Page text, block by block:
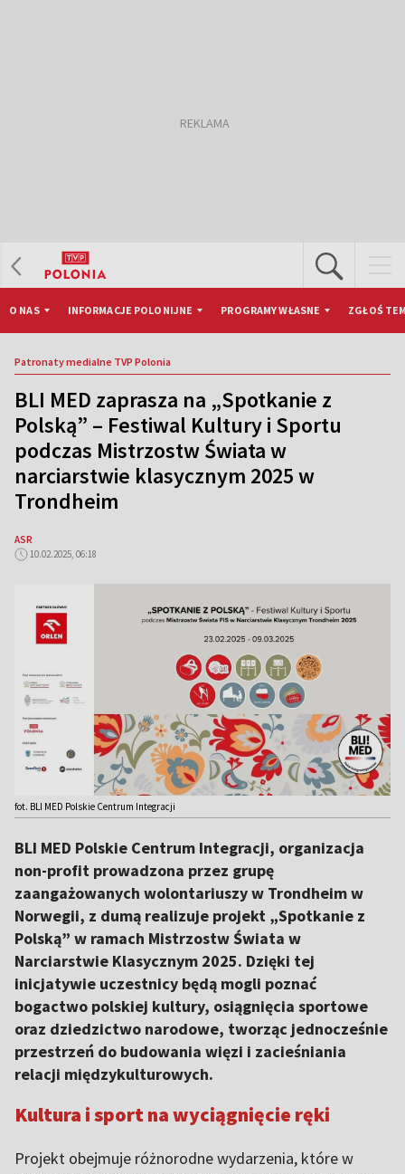
O NAS INFORMACJE POLONIJNE PROGRAMY WŁASNE ZGŁOŚ
Patronaty medialne TVP Polonia
BLI MED zaprasza na „Spotkanie z
Polską” – Festiwal Kultury i Sportu
podczas Mistrzostw Świata w
narciarstwie klasycznym 2025 w
Trondheim
ASR
10.02.2025, 06:18
fot. BLI MED Polskie Centrum Integracji
BLI MED Polskie Centrum Integracji, organizacja
non-profit prowadzona przez grupę
zaangażowanych wolontariuszy w Trondheim w
Norwegii, z dumą realizuje projekt „Spotkanie z
Polską” w ramach Mistrzostw Świata w
Narciarstwie Klasycznym 2025. Dzięki tej
inicjatywie uczestnicy będą mogli poznać
bogactwo polskiej kultury, osiągnięcia sportowe
oraz dziedzictwo narodowe, tworząc jednocześnie
przestrzeń do budowania więzi i zacieśniania
relacji międzykulturowych.
Kultura i sport na wyciągnięcie ręki
Projekt obejmuje różnorodne wydarzenia, które w